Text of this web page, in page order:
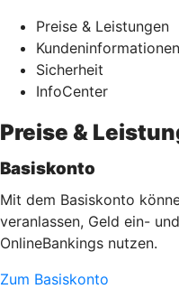
Preise & Leistungen
Kundeninformationen
Sicherheit
InfoCenter
Preise &
Basiskonto
Mit dem Basiskonto
veranlassen, Geld ein-
OnlineBankings nutzen.
Zum Basiskonto